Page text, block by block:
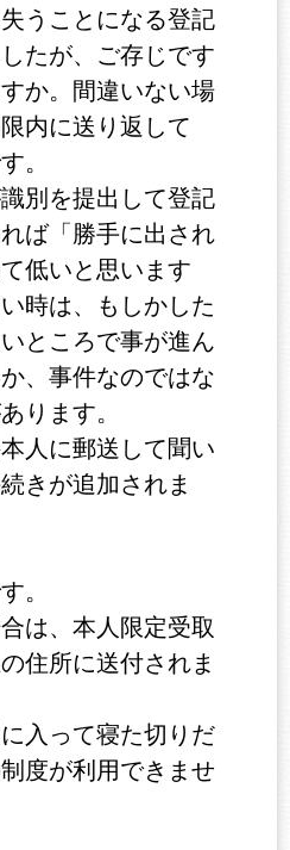
うことになる登記
たが、ご存じです
か。間違いない場
内に送り返して
。
別を提出して登記
ば「勝手に出され
低いと思います
時は、もしかした
ところで事が進ん
、事件なのではな
ります。
人に郵送して聞い
きが追加されま
。
は、本人限定受取
住所に送付されま
入って寝た切りだ
度が利用できませ